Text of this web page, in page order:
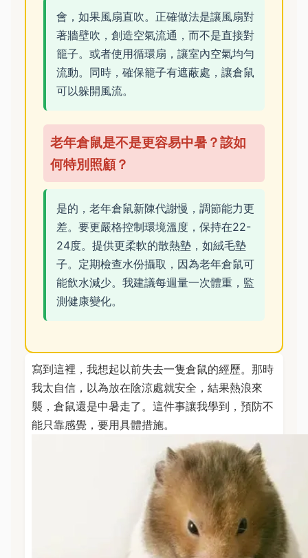
會，如果風扇直吹。正確做法是讓風扇對
著牆壁吹，創造空氣流通，而不是直接對
籠子。或者使用循環扇，讓室內空氣均勻
流動。同時，確保籠子有遮蔽處，讓倉鼠
可以躲開風流。
老年倉鼠是不是更容易中暑？該如
何特別照顧？
是的，老年倉鼠新陳代謝慢，調節能力更
差。要更嚴格控制環境溫度，保持在22-
24度。提供更柔軟的散熱墊，如絨毛墊
子。定期檢查水份攝取，因為老年倉鼠可
能飲水減少。我建議每週量一次體重，監
測健康變化。
寫到這裡，我想起以前失去一隻倉鼠的經歷。那時
我太自信，以為放在陰涼處就安全，結果熱浪來
襲，倉鼠還是中暑走了。這件事讓我學到，預防不
能只靠感覺，要用具體措施。